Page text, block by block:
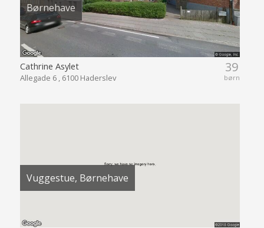
Børnehave
39
børn
Cathrine Asylet
Allegade 6 , 6100 Haderslev
Vuggestue, Børnehave